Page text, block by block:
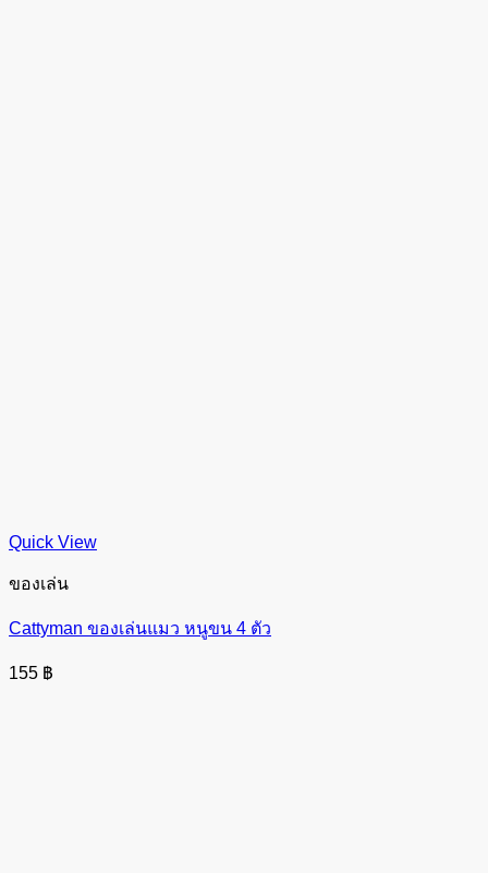
Quick View
ของเล่น
Cattyman ของเล่นแมว หนูขน 4 ตัว
155 ฿